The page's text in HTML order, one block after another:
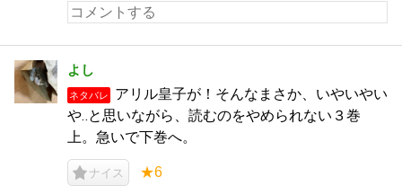
よし
ネタバレ
アリル皇子が！そんなまさか、いやいやい
や‥と思いながら、読むのをやめられない３巻
上。急いで下巻へ。
ナイス ★6